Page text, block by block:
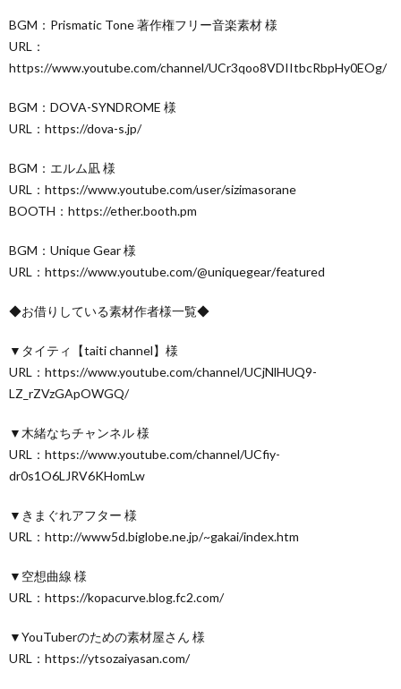
BGM：Prismatic Tone 著作権フリー音楽素材 様
URL：
https://www.youtube.com/channel/UCr3qoo8VDIItbcRbpHy0EOg/
BGM：DOVA-SYNDROME 様
URL：https://dova-s.jp/
BGM：エルム凪 様
URL：https://www.youtube.com/user/sizimasorane
BOOTH：https://ether.booth.pm
BGM：Unique Gear 様
URL：https://www.youtube.com/@uniquegear/featured
◆お借りしている素材作者様一覧◆
▼タイティ【taiti channel】様
URL：https://www.youtube.com/channel/UCjNlHUQ9-
LZ_rZVzGApOWGQ/
▼木緒なちチャンネル 様
URL：https://www.youtube.com/channel/UCfiy-
dr0s1O6LJRV6KHomLw
▼きまぐれアフター 様
URL：http://www5d.biglobe.ne.jp/~gakai/index.htm
▼空想曲線 様
URL：https://kopacurve.blog.fc2.com/
▼YouTuberのための素材屋さん 様
URL：https://ytsozaiyasan.com/